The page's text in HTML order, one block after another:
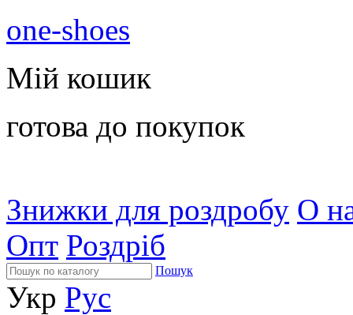
one-shoes
Мій кошик
готова до покупок
Знижки для роздробу О
Опт Роздріб
Пошук
Укр Рус